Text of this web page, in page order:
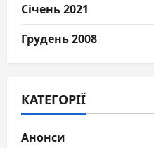
Січень 2021
Грудень 2008
КАТЕГОРІЇ
Анонси